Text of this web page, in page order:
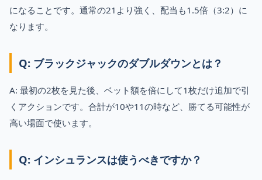
になることです。通常の21より強く、配当も1.5倍（3:2）に
なります。
Q: ブラックジャックのダブルダウンとは？
A: 最初の2枚を見た後、ベット額を倍にして1枚だけ追加で引
くアクションです。合計が10や11の時など、勝てる可能性が
高い場面で使います。
Q: インシュランスは使うべきですか？